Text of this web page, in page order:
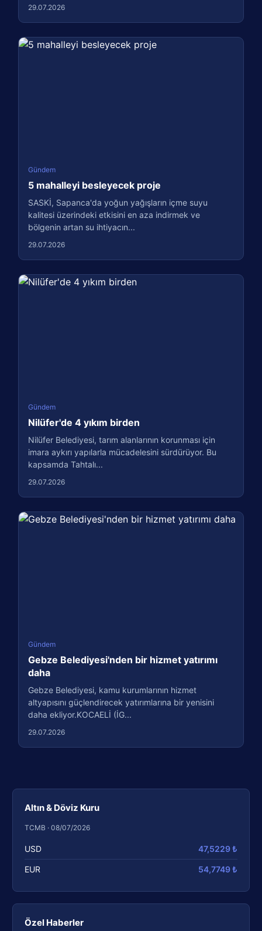
Altın & Döviz Kuru
TCMB · 08/07/2026
USD 47,5229 ₺
EUR 54,7749 ₺
Özel Haberler
29.07.2026
Gündem
5 mahalleyi besleyecek proje
SASKİ, Sapanca'da yoğun yağışların içme suyu
kalitesi üzerindeki etkisini en aza indirmek ve
bölgenin artan su ihtiyacın...
29.07.2026
Gündem
Nilüfer'de 4 yıkım birden
Nilüfer Belediyesi, tarım alanlarının korunması için
imara aykırı yapılarla mücadelesini sürdürüyor. Bu
kapsamda Tahtalı...
29.07.2026
Gündem
Gebze Belediyesi'nden bir hizmet yatırımı
daha
Gebze Belediyesi, kamu kurumlarının hizmet
altyapısını güçlendirecek yatırımlarına bir yenisini
daha ekliyor.KOCAELİ (İG...
29.07.2026